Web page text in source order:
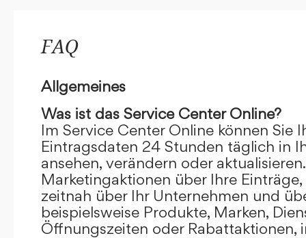
FAQ
Allgemeines
Was ist das Service Center Online?
Im Service Center Online können Sie
Eintragsdaten 24 Stunden täglich in
ansehen, verändern oder
Marketingaktionen über Ihre
zeitnah über Ihr Unternehmen und
beispielsweise Produkte, Marken,
Öffnungszeiten oder Rabattaktionen,